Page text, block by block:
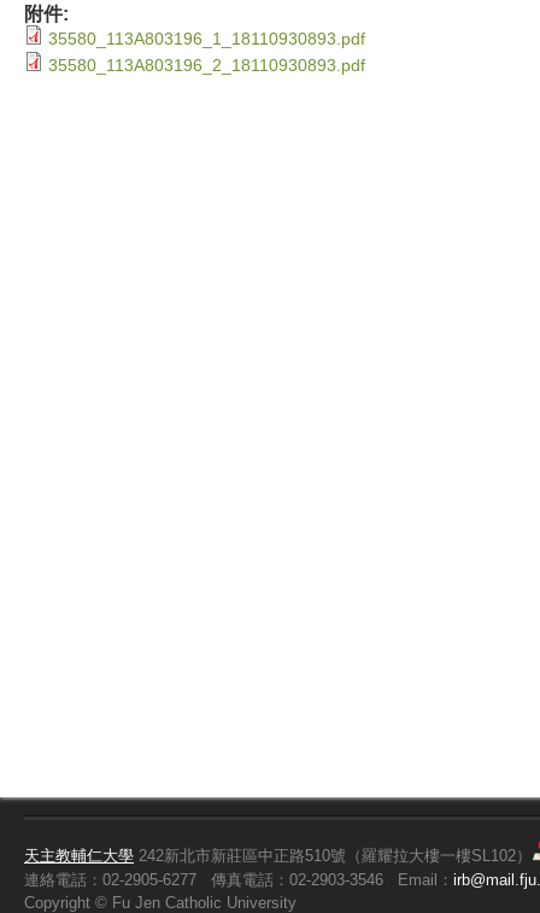
附件:
35580_113A803196_1_18110930893.pdf
35580_113A803196_2_18110930893.pdf
天主教輔仁大學 242新北市新莊區中正路510號（羅耀拉大樓一樓SL102）
連絡電話：02-2905-6277
傳真電話：02-2903-3546 Email：
Copyright © Fu Jen Catholic University